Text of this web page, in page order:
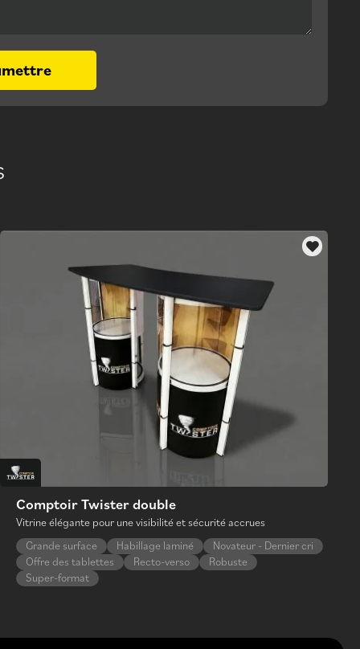
Comptoir Twister double
Vitrine élégante pour une visibilité et sécurité accrues
Grande surface
Habillage laminé
Novateur - Dernier cri
Offre des tablettes
Recto-verso
Robuste
Super-format